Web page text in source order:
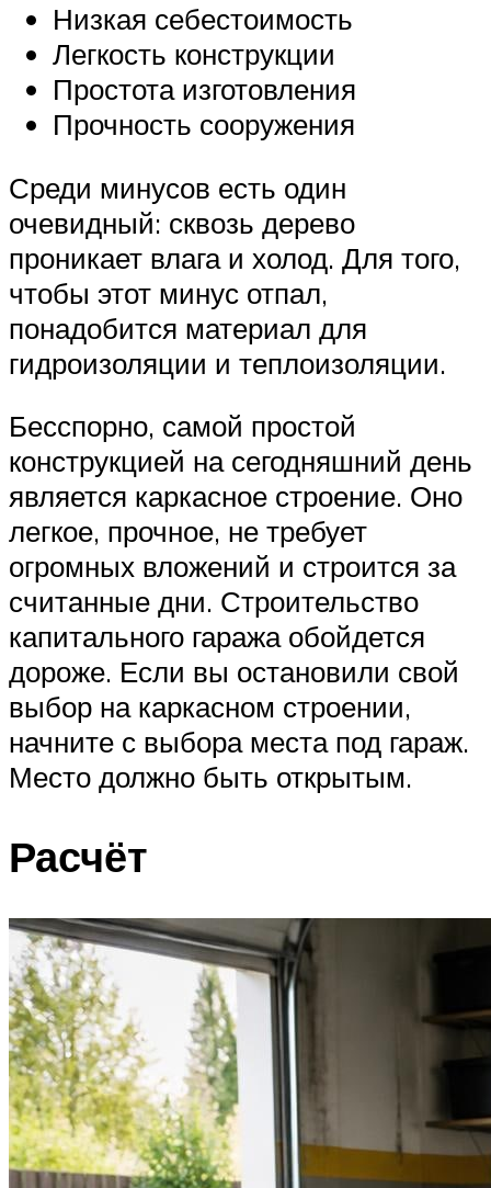
Низкая себестоимость
Легкость конструкции
Простота изготовления
Прочность сооружения
Среди минусов есть один
очевидный: сквозь дерево
проникает влага и холод. Для того,
чтобы этот минус отпал,
понадобится материал для
гидроизоляции и теплоизоляции.
Бесспорно, самой простой
конструкцией на сегодняшний день
является каркасное строение. Оно
легкое, прочное, не требует
огромных вложений и строится за
считанные дни. Строительство
капитального гаража обойдется
дороже. Если вы остановили свой
выбор на каркасном строении,
начните с выбора места под гараж.
Место должно быть открытым.
Расчёт